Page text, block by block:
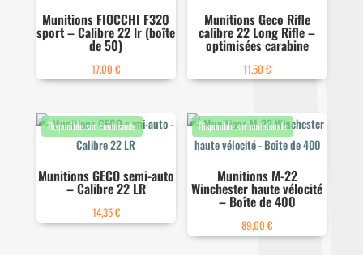
Munitions FIOCCHI F320
sport – Calibre 22 lr (boîte
de 50)
17,00€
Munitions Geco Rifle
calibre 22 Long Rifle –
optimisées carabine
11,50€
Munitions GECO semi-auto
– Calibre 22 LR
14,35€
Munitions M-22
Winchester haute vélocité
– Boîte de 400
89,00€